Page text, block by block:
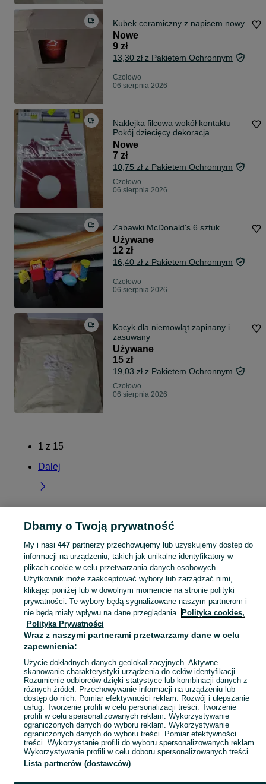
Kubek ceramiczny z napisem nowy
Nowe
9 zł
13,30 zł z Pakietem Ochronnym
Czołowo
06 sierpnia 2026
Naklejka filcowa wokół kontaktu
Pokój dziecięcy dekoracja
Nowe
7 zł
10,75 zł z Pakietem Ochronnym
Czołowo
06 sierpnia 2026
Zabawki McDonald's 6 sztuk
Używane
12 zł
16,40 zł z Pakietem Ochronnym
Czołowo
06 sierpnia 2026
Kocyk dla niemowląt zapinany i
zasuwany
Używane
15 zł
19,03 zł z Pakietem Ochronnym
Czołowo
06 sierpnia 2026
1 z 15
Dalej
Strona główna Kujawsko-pomorskie Czołowo
KATEGORIA
Skorzystaj z największego serwisu ogłoszeniowego - Czołowo i okolice! Kupuj to, czego pragniesz i sprzedawaj to, czego już nie potrzebujesz! Zobacz
Mapa kategorii
Mapa miejscowości
Mapa ministron
Popularne wyszukiwania
Dbamy o Twoją prywatność
My i nasi 447partnerzy przechowujemy lub uzyskujemy dostęp do
informacji na urządzeniu, takich jak unikalne identyfikatory w
plikach cookie w celu przetwarzania danych osobowych.
Użytkownik może zaakceptować wybory lub zarządzać nimi,
klikając poniżej lub w dowolnym momencie na stronie polityki
prywatności. Te wybory będą sygnalizowane naszym partnerom i
nie będą miały wpływu na dane przeglądania. Polityka cookies,
Polityka Prywatności
Wraz z naszymi partnerami przetwarzamy dane w celu
zapewnienia:
Użycie dokładnych danych geolokalizacyjnych. Aktywne
skanowanie charakterystyki urządzenia do celów identyfikacji.
Rozumienie odbiorców dzięki statystyce lub kombinacji danych z
różnych źródeł. Przechowywanie informacji na urządzeniu lub
dostęp do nich. Pomiar efektywności reklam. Rozwój i ulepszanie
usług. Tworzenie profili w celu personalizacji treści. Tworzenie
profili w celu spersonalizowanych reklam. Wykorzystywanie
ograniczonych danych do wyboru reklam. Wykorzystywanie
ograniczonych danych do wyboru treści. Pomiar efektywności
treści. Wykorzystanie profili do wyboru spersonalizowanych reklam.
Wykorzystywanie profili w celu doboru spersonalizowanych treści.
Lista partnerów (dostawców)